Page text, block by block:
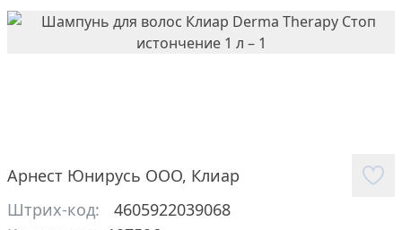
Арнест Юнирусь ООО, Клиар
Штрих-код:
4605922039068